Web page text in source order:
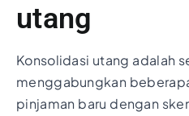
utang
Konsolidasi utang adalah
menggabungkan
pinjaman baru dengan